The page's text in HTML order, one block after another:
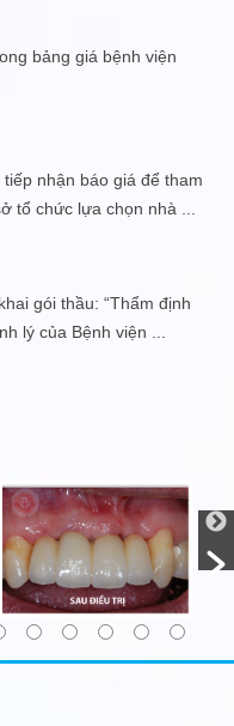
bảng giá bệnh viện
nhận báo giá để tham
tổ chức lựa chọn nhà
gói thầu: “Thẩm định
lý của Bệnh viện